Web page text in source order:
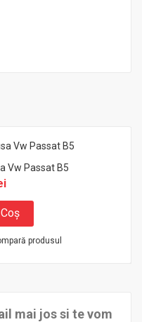
Vw Passat B5
produsul
mai jos si te vom